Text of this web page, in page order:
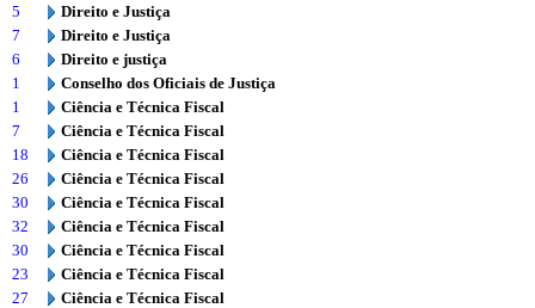
5
Direito e Justiça
7
Direito e Justiça
6
Direito e justiça
1
Conselho dos Oficiais de Justiça
1
Ciência e Técnica Fiscal
7
Ciência e Técnica Fiscal
18
Ciência e Técnica Fiscal
26
Ciência e Técnica Fiscal
30
Ciência e Técnica Fiscal
32
Ciência e Técnica Fiscal
30
Ciência e Técnica Fiscal
23
Ciência e Técnica Fiscal
27
Ciência e Técnica Fiscal